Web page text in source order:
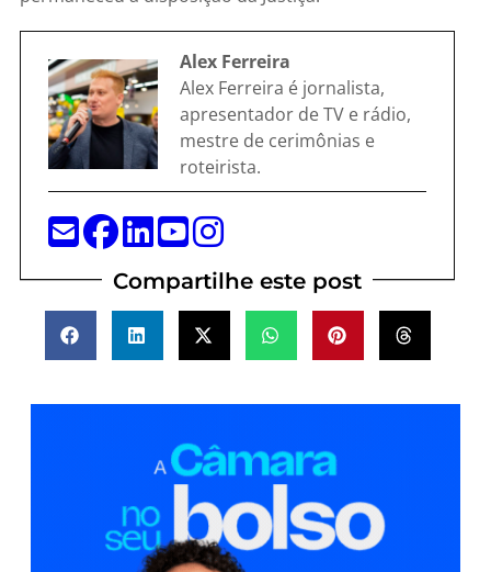
Alex Ferreira
Alex Ferreira é jornalista,
apresentador de TV e rádio,
mestre de cerimônias e
roteirista.
Compartilhe este post